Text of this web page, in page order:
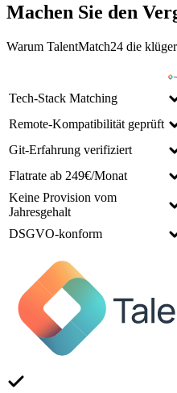
Machen Sie den
Warum TalentMatch24 die
Tech-Stack Matching
Remote-Kompatibilität geprüft
Git-Erfahrung verifiziert
Flatrate ab 249€/Monat
Keine Provision vom
Jahresgehalt
DSGVO-konform